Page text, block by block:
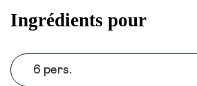
Ingrédients pour
6 pers.